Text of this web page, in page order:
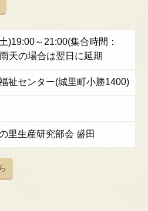
)19:00～21:00(集合時間：
天の場合は翌日に延期
祉センター(城里町小勝1400)
里生産研究部会 盛田